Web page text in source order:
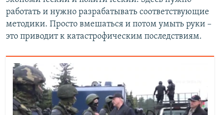
работать и нужно разрабатывать соответствующие
методики. Просто вмешаться и потом умыть руки –
это приводит к катастрофическим последствиям.